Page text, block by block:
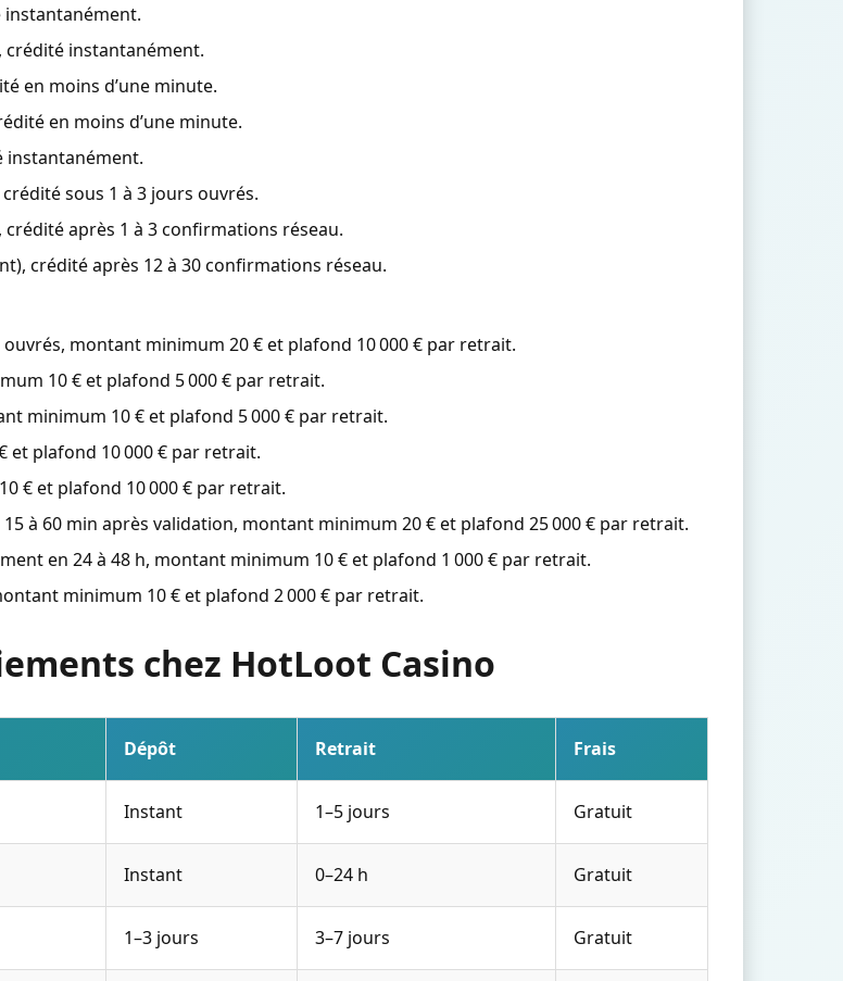
instantanément.
crédité instantanément.
en moins d’une minute.
en moins d’une minute.
instantanément.
sous 1 à 3 jours ouvrés.
après 1 à 3 confirmations réseau.
crédité après 12 à 30 confirmations réseau.
montant minimum 20 € et plafond 10 000 € par retrait.
10 € et plafond 5 000 € par retrait.
minimum 10 € et plafond 5 000 € par retrait.
plafond 10 000 € par retrait.
€ et plafond 10 000 € par retrait.
à 60 min après validation, montant minimum 20 € et plafond 25 000 € par retrait.
en 24 à 48 h, montant minimum 10 € et plafond 1 000 € par retrait.
minimum 10 € et plafond 2 000 € par retrait.
chez HotLoot Casino
Dépôt Retrait Frais
Instant 1–5 jours Gratuit
Instant 0–24 h Gratuit
1–3 jours 3–7 jours Gratuit